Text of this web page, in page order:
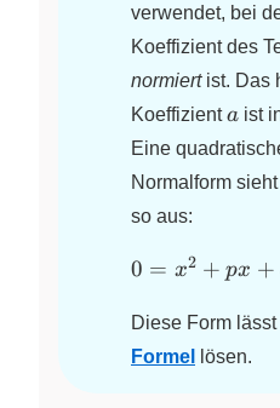
verwendet, bei
Koeffizient des
normiertist. Das
Koeffizienta
a ist
Eine
Normalform
so aus:
0 =
0 = x2 + px +
Diese Form
Formel
lösen.